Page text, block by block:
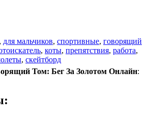
, для мальчиков, спортивные, говорящий
, коты, препятствия, работа,
, скейтборд
Том: Бег За Золотом Онлайн: